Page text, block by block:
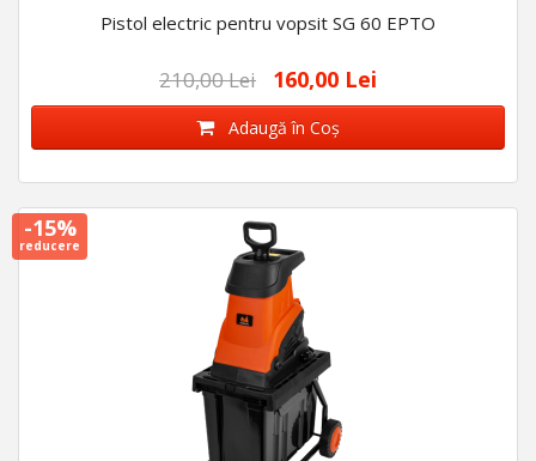
Pistol electric pentru vopsit SG 60 EPTO
210,00 Lei 160,00 Lei
Adaugă în Coş
-15%
reducere